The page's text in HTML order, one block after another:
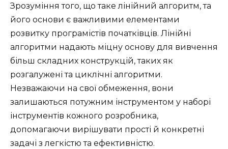
Зрозуміння того, що таке лінійний алгоритм, та
його основи є важливими елементами
розвитку програмістів початківців. Лінійні
алгоритми надають міцну основу для вивчення
більш складних конструкцій, таких як
розгалужені та циклічні алгоритми.
Незважаючи на свої обмеження, вони
залишаються потужним інструментом у наборі
інструментів кожного розробника,
допомагаючи вирішувати прості й конкретні
задачі з легкістю та ефективністю.